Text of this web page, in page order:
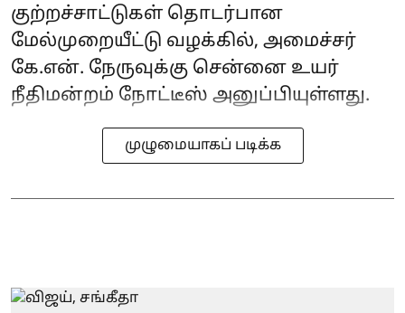
குற்றச்சாட்டுகள் தொடர்பான
மேல்முறையீட்டு வழக்கில், அமைச்சர்
கே.என். நேருவுக்கு சென்னை உயர்
நீதிமன்றம் நோட்டீஸ் அனுப்பியுள்ளது.
முழுமையாகப் படிக்க